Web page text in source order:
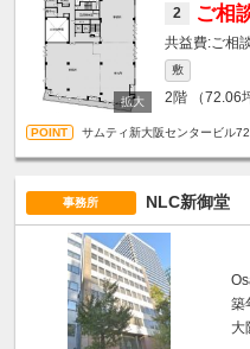
2 ご相
ご相
敷
2階 （72.06
サムティ新大阪センタービル
事務所 NLC新御堂
築
大